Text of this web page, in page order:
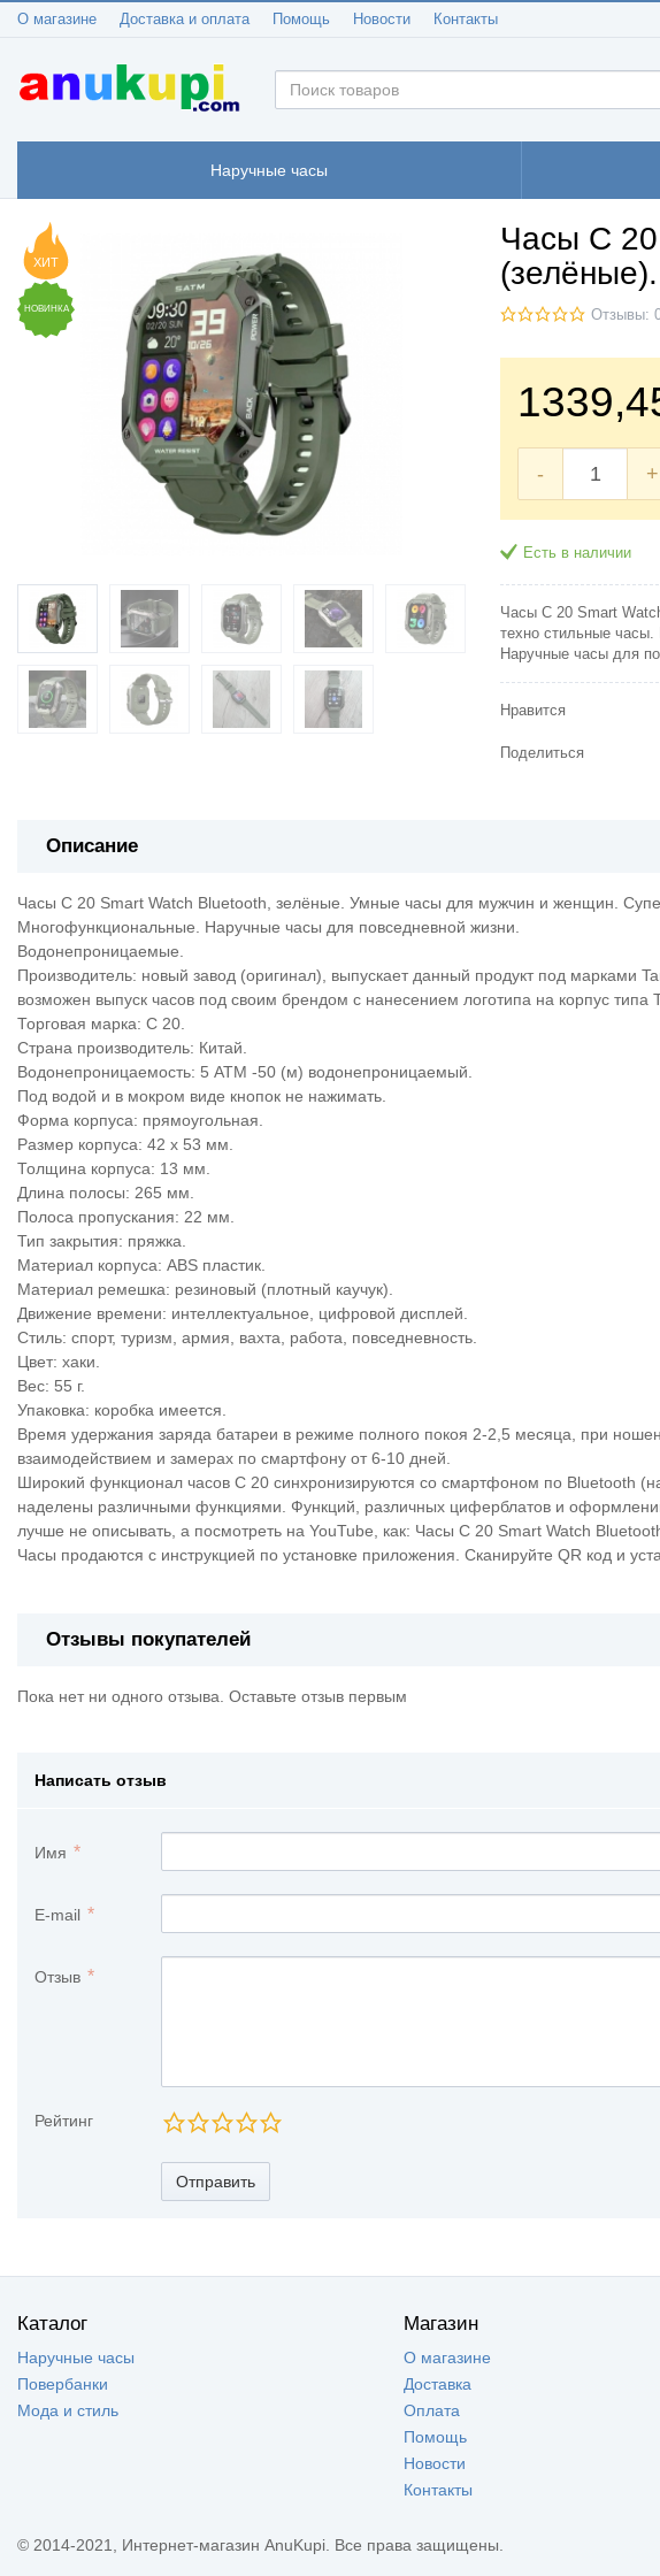
О магазине Доставка и оплата Помощь Новости Контакты
Наручные часы
ХИТ
НОВИНКА
Часы C
(зелёные).
Отзывы:
1339
- +
Есть в наличии
Часы C 20 Smart
техно стильные
Наручные часы для
Нравится
Поделиться
Описание
Часы C 20 Smart Watch Bluetooth, зелёные. Умные часы для мужчин и женщин.
Многофункциональные. Наручные часы для повседневной жизни.
Водонепроницаемые.
Производитель: новый завод (оригинал), выпускает данный продукт под марками
возможен выпуск часов под своим брендом с нанесением логотипа на корпус типа
Торговая марка: C 20.
Страна производитель: Китай.
Водонепроницаемость: 5 АТМ -50 (м) водонепроницаемый.
Под водой и в мокром виде кнопок не нажимать.
Форма корпуса: прямоугольная.
Размер корпуса: 42 х 53 мм.
Толщина корпуса: 13 мм.
Длина полосы: 265 мм.
Полоса пропускания: 22 мм.
Тип закрытия: пряжка.
Материал корпуса: ABS пластик.
Материал ремешка: резиновый (плотный каучук).
Движение времени: интеллектуальное, цифровой дисплей.
Стиль: спорт, туризм, армия, вахта, работа, повседневность.
Цвет: хаки.
Вес: 55 г.
Упаковка: коробка имеется.
Время удержания заряда батареи в режиме полного покоя 2-2,5 месяца, при
взаимодействием и замерах по смартфону от 6-10 дней.
Широкий функционал часов C 20 синхронизируются со смартфоном по Bluetooth
наделены различными функциями. Функций, различных циферблатов и
лучше не описывать, а посмотреть на YouTube, как: Часы C 20 Smart Watch
Часы продаются с инструкцией по установке приложения. Сканируйте QR код и
Отзывы покупателей
Пока нет ни одного отзыва. Оставьте отзыв первым
Написать отзыв
Имя
E-mail
Отзыв
Рейтинг
Отправить
Каталог
Наручные часы
Повербанки
Мода и стиль
Магазин
О магазине
Доставка
Оплата
Помощь
Новости
Контакты
© 2014-2021, Интернет-магазин AnuKupi. Все права защищены.